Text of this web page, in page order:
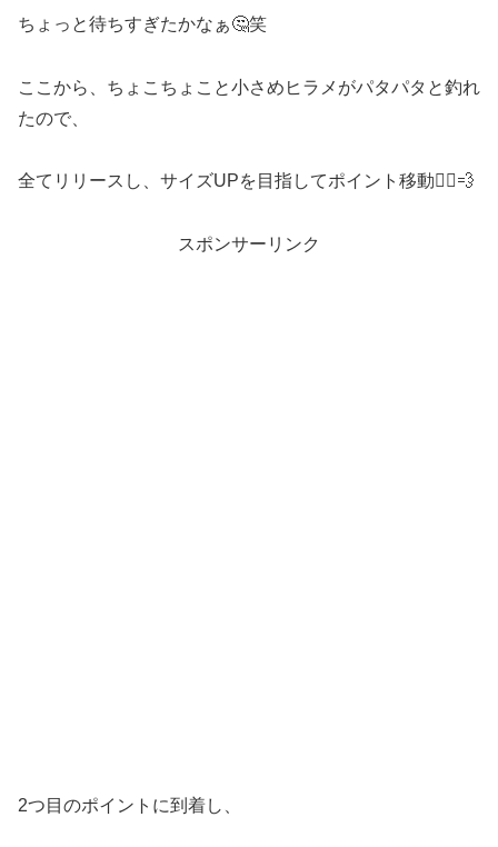
ちょっと待ちすぎたかなぁ🤔笑
ここから、ちょこちょこと小さめヒラメがパタパタと釣れ
たので、
全てリリースし、サイズUPを目指してポイント移動🏃‍♀️💨
スポンサーリンク
2つ目のポイントに到着し、